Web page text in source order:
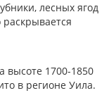
лесных ягод
раскрывается
высоте 1700-1850
в регионе Уила.